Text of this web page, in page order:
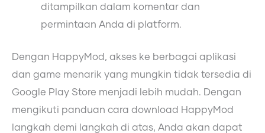
ditampilkan dalam komentar dan
permintaan Anda di platform.
Dengan HappyMod, akses ke berbagai aplikasi
dan game menarik yang mungkin tidak tersedia di
Google Play Store menjadi lebih mudah. Dengan
mengikuti panduan cara download HappyMod
langkah demi langkah di atas, Anda akan dapat